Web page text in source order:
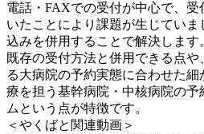
電話・FAXでの受付が中心で、
いたことにより課題が生じていま
込みを併用することで解決します
既存の受付方法と併用できる点
る大病院の予約実態に合わせた
療を担う基幹病院・中核病院の
ムという点が特徴です。
＜やくばと関連動画＞